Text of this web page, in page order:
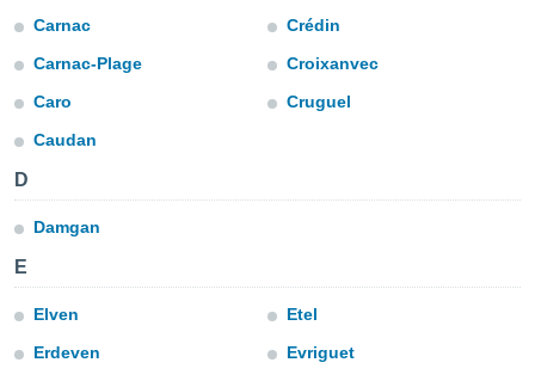
cookies
aceptar
de
Carnac
Carnac-Plage
Caro
Caudan
Crédin
Croixanvec
Cruguel
D
Damgan
E
Elven
Erdeven
Etel
Evriguet